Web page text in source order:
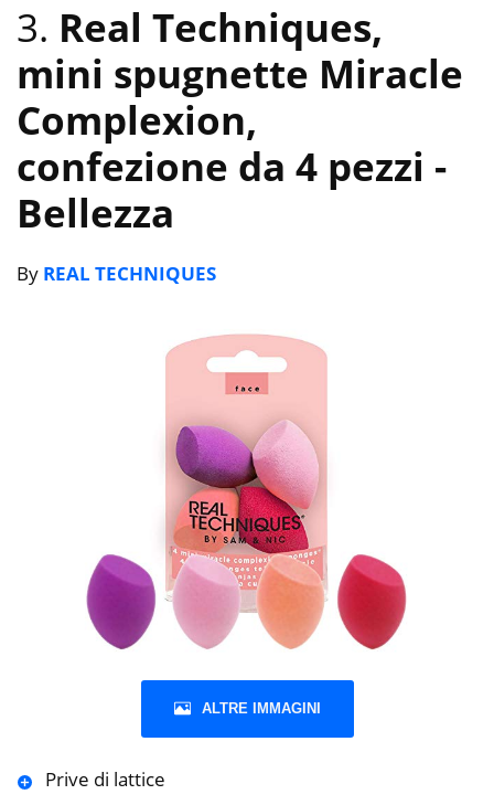
3. Real Techniques,
mini spugnette Miracle
Complexion,
confezione da 4 pezzi -
Bellezza
By REAL TECHNIQUES
ALTRE IMMAGINI
Prive di lattice